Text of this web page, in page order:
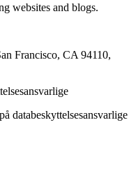
websites and blogs.
Francisco, CA 94110,
databeskyttelsesansvarlige